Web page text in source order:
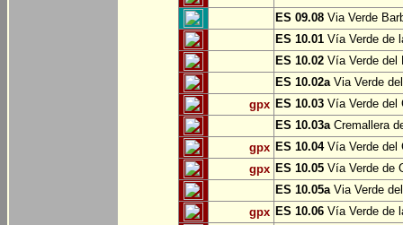
ES 09.08 Via Verde
ES 10.01 Vía Verde de
ES 10.02 Vía Verde del
ES 10.02aVia Verde
gpx ES 10.03 Vía Verde del
ES 10.03aCremallera
gpx ES 10.04Vía Verde del
gpx ES 10.05 Vía Verde de
ES 10.05aVia Verde
gpx ES 10.06 Vía Verde de